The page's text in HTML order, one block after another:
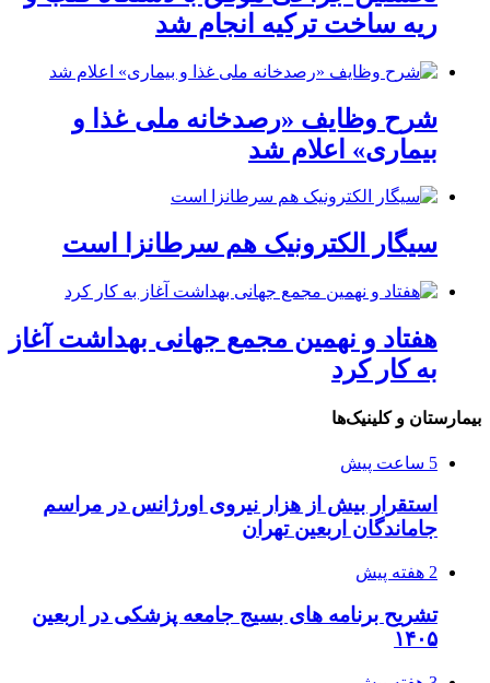
ریه ساخت ترکیه انجام شد
شرح وظایف «رصدخانه ملی غذا و
بیماری» اعلام شد
سیگار الکترونیک هم سرطانزا است
هفتاد و نهمین مجمع جهانی بهداشت آغاز
به کار کرد
بیمارستان و کلینیک‌ها
5 ساعت پیش
استقرار بیش از هزار نیروی اورژانس در مراسم
جاماندگان اربعین تهران
2 هفته پیش
تشریح برنامه های بسیج جامعه پزشکی در اربعین
۱۴۰۵